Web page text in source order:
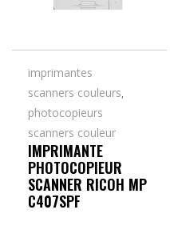
imprimantes
scanners couleurs,
photocopieurs
scanners couleur
IMPRIMANTE
PHOTOCOPIEUR
SCANNER RICOH MP
C407SPF